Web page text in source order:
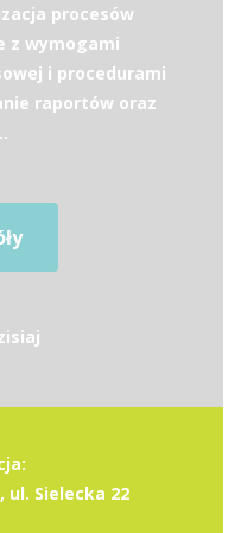
procesów
z wymogami
i procedurami
raportów oraz
Sielecka 22